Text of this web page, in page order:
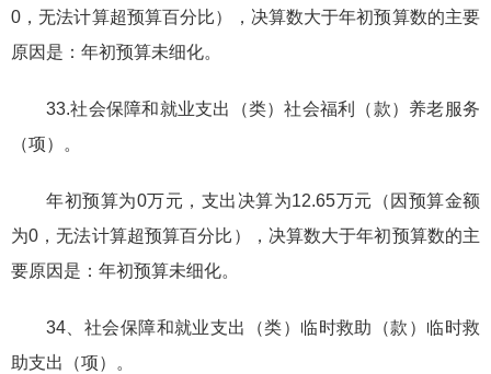
0，无法计算超预算百分比），决算数大于年初预算数的主要
原因是：年初预算未细化。
33.社会保障和就业支出（类）社会福利（款）养老服务
（项）。
年初预算为0万元，支出决算为12.65万元（因预算金额
为0，无法计算超预算百分比），决算数大于年初预算数的主
要原因是：年初预算未细化。
34、社会保障和就业支出（类）临时救助（款）临时救
助支出（项）。